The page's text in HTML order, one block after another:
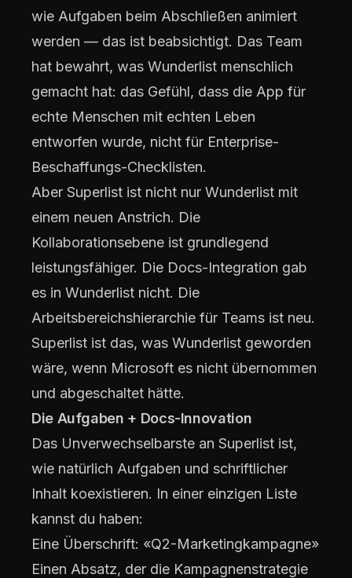
wie Aufgaben beim Abschließen animiert
werden — das ist beabsichtigt. Das Team
hat bewahrt, was Wunderlist menschlich
gemacht hat: das Gefühl, dass die App für
echte Menschen mit echten Leben
entworfen wurde, nicht für Enterprise-
Beschaffungs-Checklisten.
Aber Superlist ist nicht nur Wunderlist mit
einem neuen Anstrich. Die
Kollaborationsebene ist grundlegend
leistungsfähiger. Die Docs-Integration gab
es in Wunderlist nicht. Die
Arbeitsbereichshierarchie für Teams ist neu.
Superlist ist das, was Wunderlist geworden
wäre, wenn Microsoft es nicht übernommen
und abgeschaltet hätte.
Die Aufgaben + Docs-Innovation
Das Unverwechselbarste an Superlist ist,
wie natürlich Aufgaben und schriftlicher
Inhalt koexistieren. In einer einzigen Liste
kannst du haben:
Eine Überschrift: «Q2-Marketingkampagne»
Einen Absatz, der die Kampagnenstrategie